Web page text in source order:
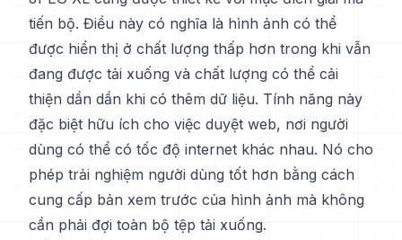
tiến bộ. Điều này có nghĩa là hình ảnh có thể
được hiển thị ở chất lượng thấp hơn trong khi vẫn
đang được tải xuống và chất lượng có thể cải
thiện dần dần khi có thêm dữ liệu. Tính năng này
đặc biệt hữu ích cho việc duyệt web, nơi người
dùng có thể có tốc độ internet khác nhau. Nó cho
phép trải nghiệm người dùng tốt hơn bằng cách
cung cấp bản xem trước của hình ảnh mà không
cần phải đợi toàn bộ tệp tải xuống.